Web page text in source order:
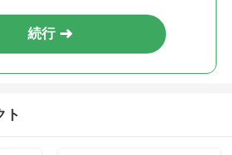
続行
ト